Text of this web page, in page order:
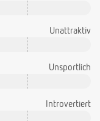
Unattraktiv
Unsportlich
Introvertiert